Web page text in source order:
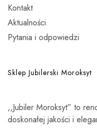
Kontakt
Aktualności
Pytania i odpowiedzi
Sklep Jubilerski Moroksyt
,,Jubiler Moroksyt” to
doskonałej jakości i